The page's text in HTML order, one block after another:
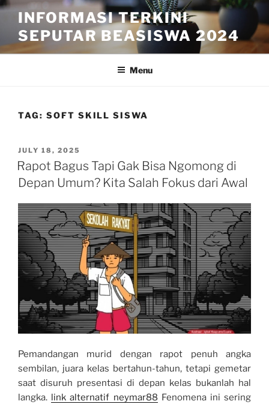
Skip
content
INFORMASI TERKINI
SEPUTAR BEASISWA 2024
Menu
TAG: SOFT SKILL SISWA
POSTED
ON
JULY 18, 2025
Rapot Bagus Tapi Gak Bisa Ngomong di
Depan Umum? Kita Salah Fokus dari Awal
Pemandangan murid dengan rapot penuh angka
sembilan, juara kelas bertahun-tahun, tetapi gemetar
saat disuruh presentasi di depan kelas bukanlah hal
langka. link alternatif neymar88 Fenomena ini sering